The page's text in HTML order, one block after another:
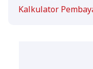
Kalkulator